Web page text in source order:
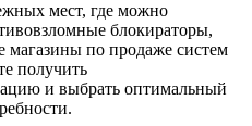
мест, где можно
блокираторы,
магазины по продаже систем
получить
и выбрать оптимальный